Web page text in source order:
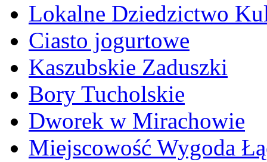
Lokalne Dziedzictwo
Ciasto jogurtowe
Kaszubskie Zaduszki
Bory Tucholskie
Dworek w Mirachowie
Miejscowość Wygoda